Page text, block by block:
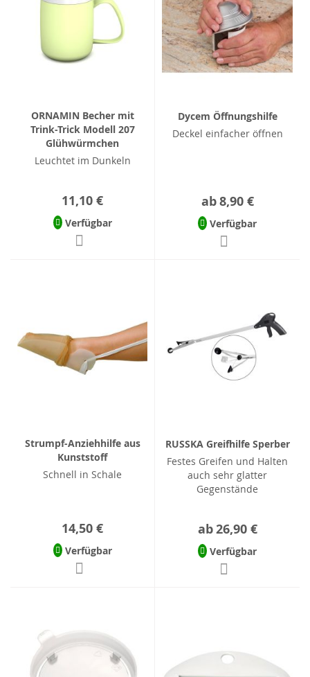
ORNAMIN Becher mit
Trink-Trick Modell 207
Glühwürmchen
Leuchtet im Dunkeln
11,10 €
Verfügbar
Dycem Öffnungshilfe
Deckel einfacher öffnen
ab8,90 €
Verfügbar
Strumpf-Anziehhilfe aus
Kunststoff
Schnell in Schale
14,50 €
Verfügbar
RUSSKA Greifhilfe Sperber
Festes Greifen und Halten
auch sehr glatter
Gegenstände
ab26,90 €
Verfügbar